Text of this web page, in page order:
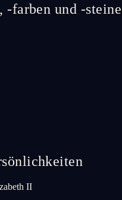
-farben und -steine
II